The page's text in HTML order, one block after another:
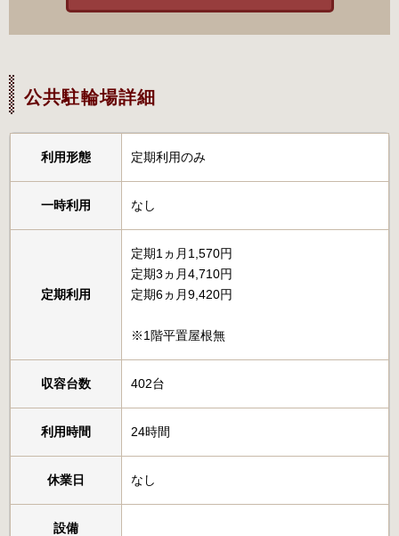
公共駐輪場詳細
利用形態 定期利用のみ
一時利用 なし
定期利用
定期1ヵ月1,570円
定期3ヵ月4,710円
定期6ヵ月9,420円
※1階平置屋根無
収容台数 402台
利用時間 24時間
休業日 なし
設備